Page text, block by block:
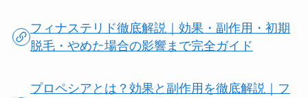
フィナステリド徹底解説｜効果・副作用・初期
脱毛・やめた場合の影響まで完全ガイド
プロペシアとは？効果と副作用を徹底解説｜フ